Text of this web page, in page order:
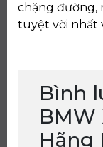
chặng đường,
tuyệt vời nhất
Bình
BMW
Hãng